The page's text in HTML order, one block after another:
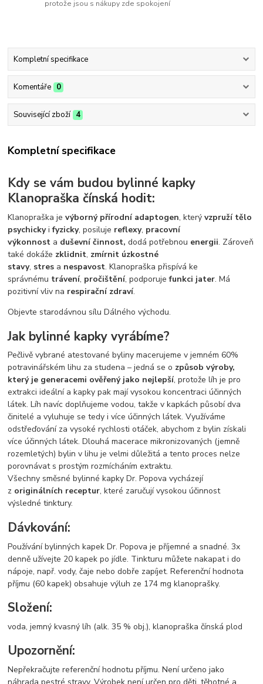
protože jsou s nákupy zde spokojení
Kompletní specifikace
Komentáře 0
Související zboží 4
Kompletní specifikace
Kdy se vám budou bylinné kapky
Klanopraška čínská hodit:
Klanopraška jevýborný přírodní adaptogen, kterývzpruží tělo
psychickyifyzicky, posiluje reflexy, pracovní
výkonnost a duševní činnost,dodá potřebnou energii. Zároveň
také dokáže zklidnit, zmírnit úzkostné
stavy, stres a nespavost. Klanopraška přispívá ke
správnému trávení, pročištění, podporujefunkci jater. Má
pozitivní vliv na respirační zdraví.
Objevte starodávnou sílu Dálného východu.
Jak bylinné kapky vyrábíme?
Pečlivě vybrané atestované byliny macerujeme v jemném 60%
potravinářském lihu za studena – jedná se o způsob výroby,
který je generacemi ověřený jako nejlepší, protože líh je pro
extrakci ideální a kapky pak mají vysokou koncentraci účinných
látek. Líh navíc doplňujeme vodou, takže v kapkách působí dva
činitelé a vyluhuje se tedy i více účinných látek. Využíváme
odstřeďování za vysoké rychlosti otáček, abychom z bylin získali
více účinných látek. Dlouhá macerace mikronizovaných (jemně
rozemletých) bylin v lihu je velmi důležitá a tento proces nelze
porovnávat s prostým rozmícháním extraktu.
Všechny směsné bylinné kapky Dr. Popova vycházejí
z originálních receptur, které zaručují vysokou účinnost
výsledné tinktury.
Dávkování:
Používání bylinných kapek Dr. Popova je příjemné a snadné. 3x
denně užívejte 20 kapek po jídle. Tinkturu můžete nakapat i do
nápoje, např. vody, čaje nebo dobře zapíjet. Referenční hodnota
příjmu (60 kapek) obsahuje výluh ze 174 mg klanoprašky.
Složení:
voda, jemný kvasný líh (alk. 35 % obj.), klanopraška čínská plod
Upozornění:
Nepřekračujte referenční hodnotu příjmu. Není určeno jako